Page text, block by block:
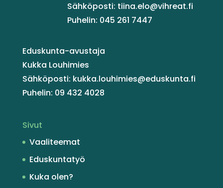
Sähköposti: tiina.elo@vihreat.fi
Puhelin: 045 261 7447
Eduskunta-avustaja
Kukka Louhimies
Sähköposti: kukka.louhimies@eduskunta.fi
Puhelin: 09 432 4028
Sivut
Vaaliteemat
Eduskuntatyö
Kuka olen?